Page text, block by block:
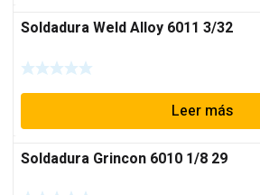
Soldadura Weld Alloy 6011 3/32
Leer más
Soldadura Grincon 6010 1/8 29